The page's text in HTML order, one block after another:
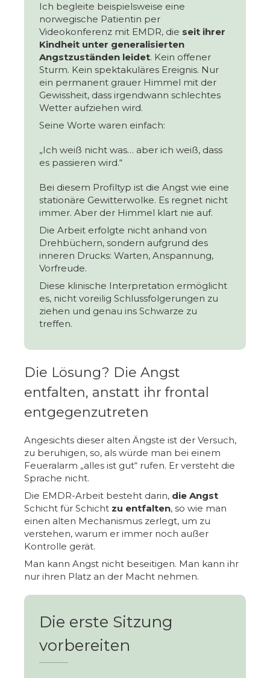
Ich begleite beispielsweise eine
norwegische Patientin per
Videokonferenz mit EMDR, die seit ihrer
Kindheit unter generalisierten
Angstzuständen leidet. Kein offener
Sturm. Kein spektakuläres Ereignis. Nur
ein permanent grauer Himmel mit der
Gewissheit, dass irgendwann schlechtes
Wetter aufziehen wird.
Seine Worte waren einfach:
„Ich weiß nicht was… aber ich weiß, dass
es passieren wird.“
Bei diesem Profiltyp ist die Angst wie eine
stationäre Gewitterwolke. Es regnet nicht
immer. Aber der Himmel klart nie auf.
Die Arbeit erfolgte nicht anhand von
Drehbüchern, sondern aufgrund des
inneren Drucks: Warten, Anspannung,
Vorfreude.
Diese klinische Interpretation ermöglicht
es, nicht voreilig Schlussfolgerungen zu
ziehen und genau ins Schwarze zu
treffen.
Die Lösung? Die Angst
entfalten, anstatt ihr frontal
entgegenzutreten
Angesichts dieser alten Ängste ist der Versuch,
zu beruhigen, so, als würde man bei einem
Feueralarm „alles ist gut“ rufen. Er versteht die
Sprache nicht.
Die EMDR-Arbeit besteht darin, die Angst
Schicht für Schicht zu entfalten, so wie man
einen alten Mechanismus zerlegt, um zu
verstehen, warum er immer noch außer
Kontrolle gerät.
Man kann Angst nicht beseitigen. Man kann ihr
nur ihren Platz an der Macht nehmen.
Die erste Sitzung
vorbereiten